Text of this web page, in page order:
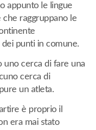
appunto le lingue
che raggruppano le
punti in comune.
uno cerca di fare una
cerca di
un atleta.
è proprio il
era mai stato